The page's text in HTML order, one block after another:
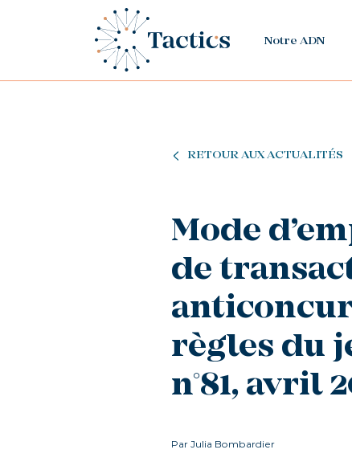
Notre ADN
RETOUR AUX ACTUALITÉS
Mode
de
règles du
n°81, avril
Par Julia Bombardier